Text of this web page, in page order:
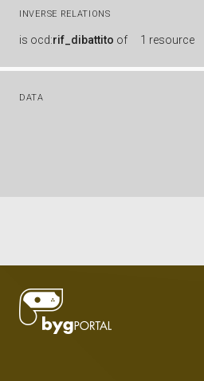
INVERSE RELATIONS
is ocd:rif_dibattito of 1 resource
DATA